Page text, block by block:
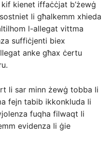
kienet iffaċċjat b’żewġ
li għalkemm xhieda
l-allegat vittma
suffiċjenti biex
anke għax ċertu
li sar minn żewġ tobba li
fejn tabib ikkonkluda li
fuqha filwaqt li
evidenza li ġie